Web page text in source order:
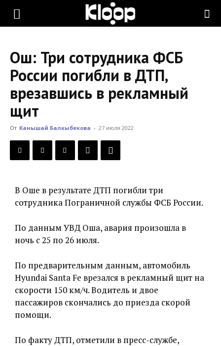
KLOOP.KG
Новости
Кыргызстана
Ош: Три сотрудника ФСБ
России погибли в ДТП,
врезавшись в рекламный
щит
От Канышай Балкыбекова - 27 июля 2022
В Оше в результате ДТП погибли три
сотрудника Пограничной службы ФСБ России.
По данным УВД Оша, авария произошла в
ночь с 25 по 26 июля.
По предварительным данным, автомобиль
Hyundai Santa Fe врезался в рекламный щит на
скорости 150 км/ч. Водитель и двое
пассажиров скончались до приезда скорой
помощи.
По факту ДТП, отметили в пресс-службе,